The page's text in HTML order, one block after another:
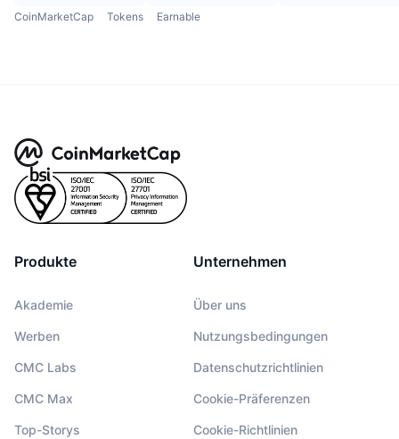
CoinMarketCap Tokens Earnable
Produkte
Akademie
Werben
CMC Labs
CMC Max
Top-Storys
Unternehmen
Über uns
Nutzungsbedingungen
Datenschutzrichtlinien
Cookie-Präferenzen
Cookie-Richtlinien